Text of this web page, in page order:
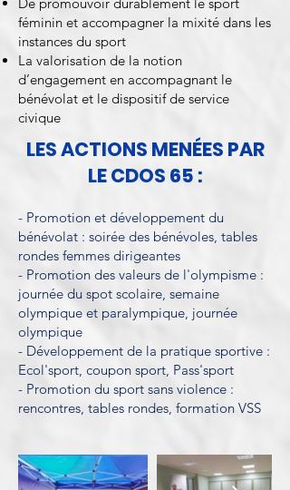
féminin et accompagner la mixité dans les
instances du sport
La valorisation de la notion
d’engagement en accompagnant le
bénévolat et le dispositif de service
civique
LES ACTIONS MENÉES PAR
LE CDOS 65 :
- Promotion et développement du
bénévolat : soirée des bénévoles, tables
rondes femmes dirigeantes
- Promotion des valeurs de l'olympisme :
journée du spot scolaire, semaine
olympique et paralympique, journée
olympique
- Développement de la pratique sportive :
Ecol'sport, coupon sport, Pass'sport
- Promotion du sport sans violence :
rencontres, tables rondes, formation VSS